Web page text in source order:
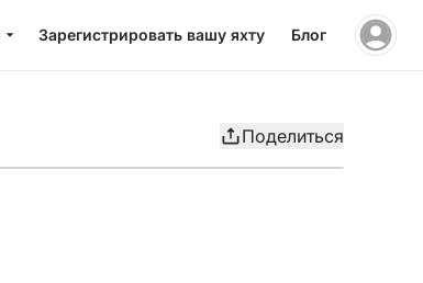
Зарегистрировать вашу яхту Блог
Поделиться